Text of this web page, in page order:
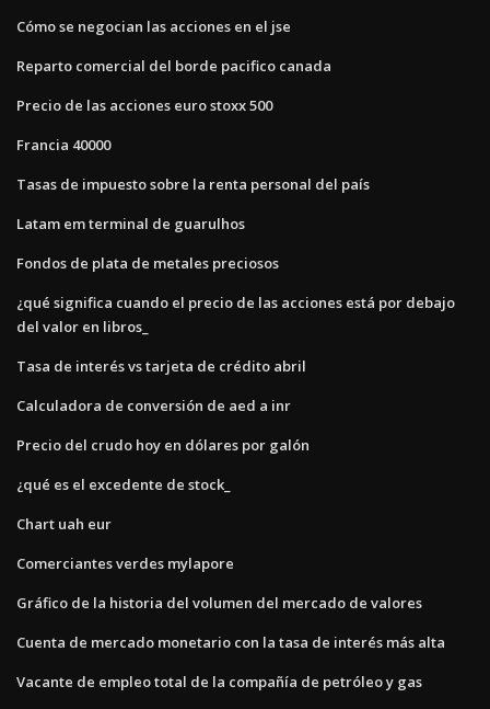
Cómo se negocian las acciones en el jse
Reparto comercial del borde pacifico canada
Precio de las acciones euro stoxx 500
Francia 40000
Tasas de impuesto sobre la renta personal del país
Latam em terminal de guarulhos
Fondos de plata de metales preciosos
¿qué significa cuando el precio de las acciones está por debajo
del valor en libros_
Tasa de interés vs tarjeta de crédito abril
Calculadora de conversión de aed a inr
Precio del crudo hoy en dólares por galón
¿qué es el excedente de stock_
Chart uah eur
Comerciantes verdes mylapore
Gráfico de la historia del volumen del mercado de valores
Cuenta de mercado monetario con la tasa de interés más alta
Vacante de empleo total de la compañía de petróleo y gas